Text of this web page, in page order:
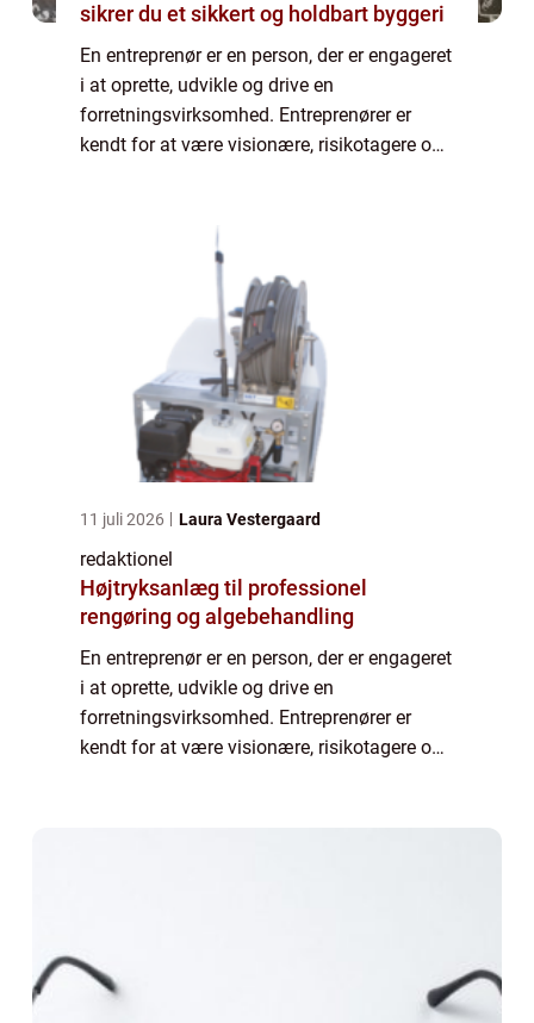
sikrer du et sikkert og holdbart byggeri
En entreprenør er en person, der er engageret
i at oprette, udvikle og drive en
forretningsvirksomhed. Entreprenører er
kendt for at være visionære, risikotagere og
11 juli 2026 Laura Vestergaard
redaktionel
Højtryksanlæg til professionel
rengøring og algebehandling
En entreprenør er en person, der er engageret
i at oprette, udvikle og drive en
forretningsvirksomhed. Entreprenører er
kendt for at være visionære, risikotagere og